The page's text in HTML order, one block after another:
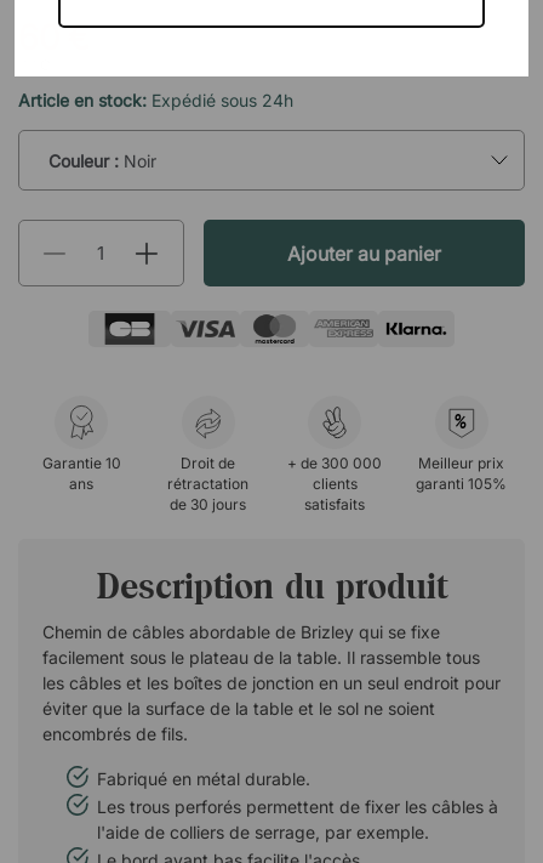
60 €
Article en stock: Expédié sous 24h
Couleur : Noir
Ajouter au panier
Garantie 10
ans
Droit de
rétractation
de 30 jours
+ de 300 000
clients
satisfaits
%
Meilleur prix
garanti 105%
Description du produit
Chemin de câbles abordable de Brizley qui se fixe
facilement sous le plateau de la table. Il rassemble tous
les câbles et les boîtes de jonction en un seul endroit pour
éviter que la surface de la table et le sol ne soient
encombrés de fils.
Fabriqué en métal durable.
Les trous perforés permettent de fixer les câbles à
l'aide de colliers de serrage, par exemple.